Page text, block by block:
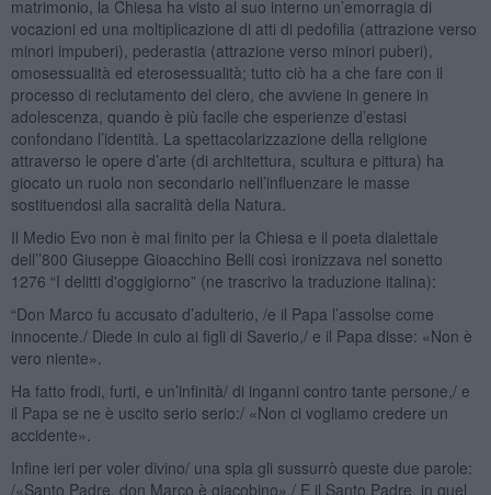
matrimonio, la Chiesa ha visto al suo interno un’emorragia di
vocazioni ed una moltiplicazione di atti di pedofilia (attrazione verso
minori impuberi), pederastia (attrazione verso minori puberi),
omosessualità ed eterosessualità; tutto ciò ha a che fare con il
processo di reclutamento del clero, che avviene in genere in
adolescenza, quando è più facile che esperienze d’estasi
confondano l’identità. La spettacolarizzazione della religione
attraverso le opere d’arte (di architettura, scultura e pittura) ha
giocato un ruolo non secondario nell’influenzare le masse
sostituendosi alla sacralità della Natura.
Il Medio Evo non è mai finito per la Chiesa e il poeta dialettale
dell’’800 Giuseppe Gioacchino Belli così ironizzava nel sonetto
1276 “I delitti d'oggigiorno” (ne trascrivo la traduzione italina):
“Don Marco fu accusato d’adulterio, /e il Papa l’assolse come
innocente./ Diede in culo ai figli di Saverio,/ e il Papa disse: «Non è
vero niente».
Ha fatto frodi, furti, e un’infinità/ di inganni contro tante persone,/ e
il Papa se ne è uscito serio serio:/ «Non ci vogliamo credere un
accidente».
Infine ieri per voler divino/ una spia gli sussurrò queste due parole:
/«Santo Padre, don Marco è giacobino»./ E il Santo Padre, in quel